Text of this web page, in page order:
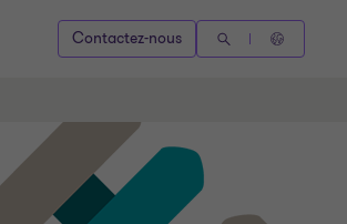
Contactez-nous